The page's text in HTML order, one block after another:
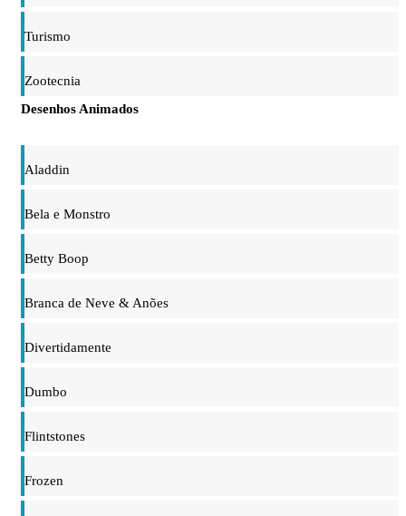
Turismo
Zootecnia
Desenhos Animados
Aladdin
Bela e Monstro
Betty Boop
Branca de Neve & Anões
Divertidamente
Dumbo
Flintstones
Frozen